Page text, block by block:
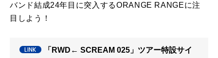
バンド結成24年目に突入するORANGE RANGEに注
目しよう！
「RWD← SCREAM 025」ツアー特設サイ